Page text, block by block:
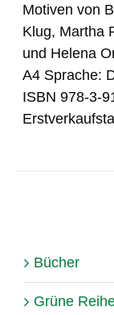
Motiven von
Klug, Martha
und Helena
A4 Sprache:
ISBN 978-3-
Bücher
Grüne